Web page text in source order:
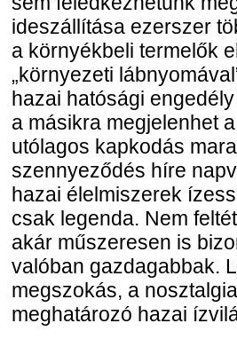
ideszállítása ezerszer
a környékbeli termelők
„környezeti
hazai hatósági
a másikra megjelenhet
utólagos kapkodás
szennyeződés híre
hazai élelmiszerek
csak legenda. Nem
akár műszeresen is
valóban gazdagabbak.
megszokás, a
meghatározó hazai